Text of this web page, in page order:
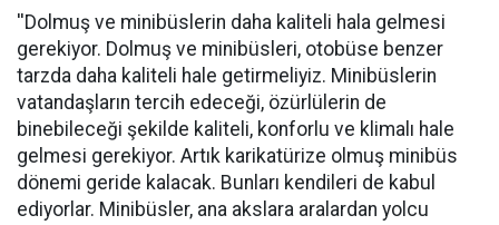
''Dolmuş ve minibüslerin daha kaliteli hala gelmesi
gerekiyor. Dolmuş ve minibüsleri, otobüse benzer
tarzda daha kaliteli hale getirmeliyiz. Minibüslerin
vatandaşların tercih edeceği, özürlülerin de
binebileceği şekilde kaliteli, konforlu ve klimalı hale
gelmesi gerekiyor. Artık karikatürize olmuş minibüs
dönemi geride kalacak. Bunları kendileri de kabul
ediyorlar. Minibüsler, ana akslara aralardan yolcu